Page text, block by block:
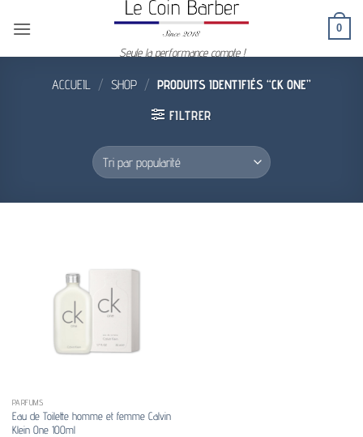
Seule la performance compte !
0
ACCUEIL / SHOP / PRODUITS IDENTIFIÉS “CK ONE”
FILTRER
PARFUMS
Eau de Toilette homme et femme Calvin
Klein One 100ml